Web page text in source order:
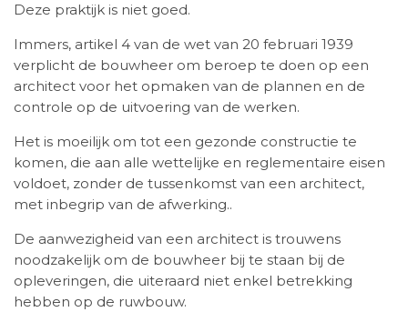
Deze praktijk is niet goed.
Immers, artikel 4 van de wet van 20 februari 1939
verplicht de bouwheer om beroep te doen op een
architect voor het opmaken van de plannen en de
controle op de uitvoering van de werken.
Het is moeilijk om tot een gezonde constructie te
komen, die aan alle wettelijke en reglementaire eisen
voldoet, zonder de tussenkomst van een architect,
met inbegrip van de afwerking..
De aanwezigheid van een architect is trouwens
noodzakelijk om de bouwheer bij te staan bij de
opleveringen, die uiteraard niet enkel betrekking
hebben op de ruwbouw.